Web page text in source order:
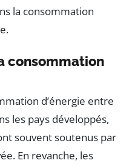
la consommation
consommation
d’énergie entre
les pays développés,
souvent soutenus par
En revanche, les